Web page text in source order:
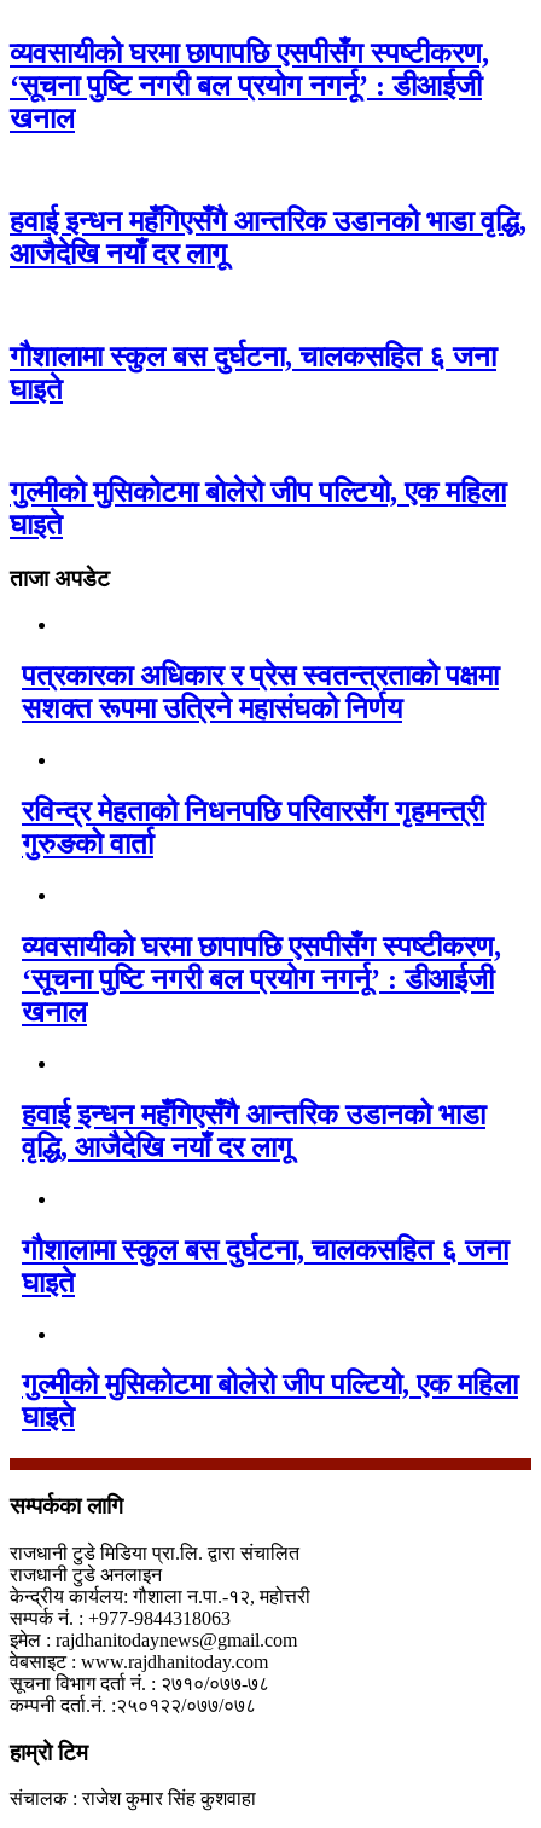
व्यवसायीको घरमा छापापछि एसपीसँग स्पष्टीकरण,
‘सूचना पुष्टि नगरी बल प्रयोग नगर्नू’ : डीआईजी
खनाल
हवाई इन्धन महँगिएसँगै आन्तरिक उडानको भाडा वृद्धि,
आजैदेखि नयाँ दर लागू
गौशालामा स्कुल बस दुर्घटना, चालकसहित ६ जना
घाइते
गुल्मीको मुसिकोटमा बोलेरो जीप पल्टियो, एक महिला
घाइते
ताजा अपडेट
पत्रकारका अधिकार र प्रेस स्वतन्त्रताको पक्षमा
सशक्त रूपमा उत्रिने महासंघको निर्णय
रविन्द्र मेहताको निधनपछि परिवारसँग गृहमन्त्री
गुरुङको वार्ता
व्यवसायीको घरमा छापापछि एसपीसँग स्पष्टीकरण,
‘सूचना पुष्टि नगरी बल प्रयोग नगर्नू’ : डीआईजी
खनाल
हवाई इन्धन महँगिएसँगै आन्तरिक उडानको भाडा
वृद्धि, आजैदेखि नयाँ दर लागू
गौशालामा स्कुल बस दुर्घटना, चालकसहित ६ जना
घाइते
गुल्मीको मुसिकोटमा बोलेरो जीप पल्टियो, एक महिला
घाइते
सम्पर्कका लागि
राजधानी टुडे मिडिया प्रा.लि. द्वारा संचालित
राजधानी टुडे अनलाइन
केन्द्रीय कार्यलय: गौशाला न.पा.-१२, महोत्तरी
सम्पर्क नं. : +977-9844318063
इमेल : rajdhanitodaynews@gmail.com
वेबसाइट : www.rajdhanitoday.com
सूचना विभाग दर्ता नं. : २७१०/०७७-७८
कम्पनी दर्ता.नं. :२५०१२२/०७७/०७८
हाम्रो टिम
संचालक : राजेश कुमार सिंह कुशवाहा